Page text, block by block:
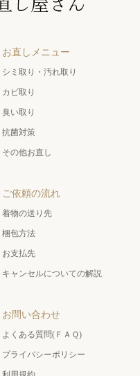
お直しメニュー
シミ取り・汚れ取り
カビ取り
臭い取り
抗菌対策
その他お直し
ご依頼の流れ
着物の送り先
梱包方法
お支払先
キャンセルについての解説
お問い合わせ
よくある質問(ＦＡＱ)
プライバシーポリシー